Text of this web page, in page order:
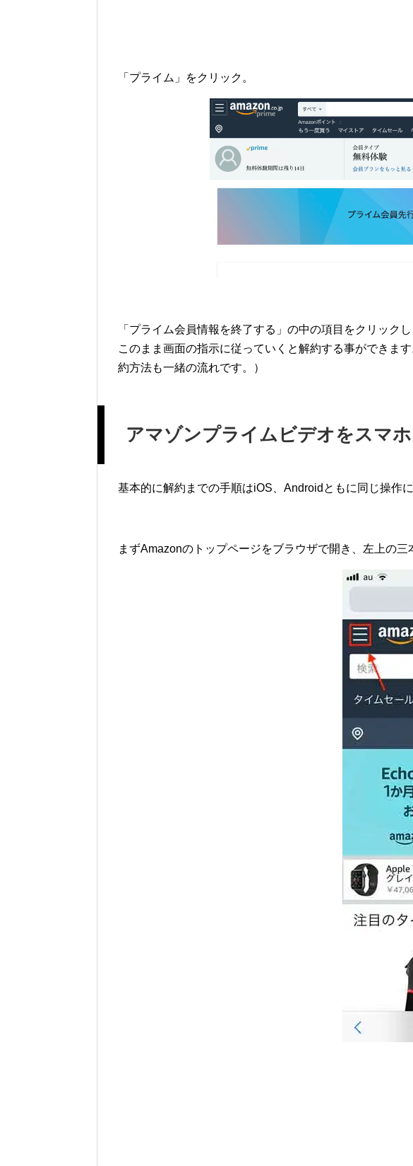
「プライム」をクリック。
「プライム会員情報を終了する」の中の項目をクリックし
このまま画面の指示に従っていくと解約する事ができま
約方法も一緒の流れです。）
アマゾンプライムビデオをスマ
基本的に解約までの手順はiOS、Androidともに同じ操作
まずAmazonのトップページをブラウザで開き、左上の三